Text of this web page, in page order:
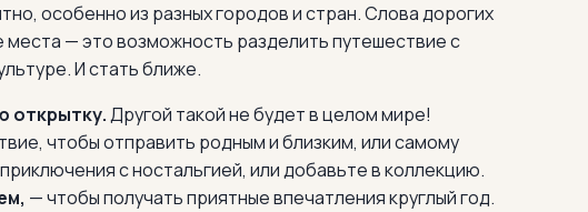
особенно из разных городов и стран. Слова дорогих
— это возможность разделить путешествие с
И стать ближе.
открытку.Другой такой не будет в целом мире!
чтобы отправить родным и близким, или самому
с ностальгией, или добавьте в коллекцию.
— чтобы получать приятные впечатления круглый год.